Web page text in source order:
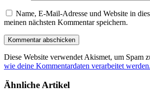
Name, E-Mail-Adresse und Website in
meinen nächsten Kommentar speichern.
Diese Website verwendet Akismet, um Spam
wie deine Kommentardaten verarbeitet werden.
Ähnliche Artikel